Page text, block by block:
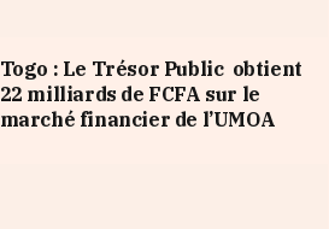
Togo : Le Trésor Public obtient
22 milliards de FCFA sur le
marché financier de l’UMOA